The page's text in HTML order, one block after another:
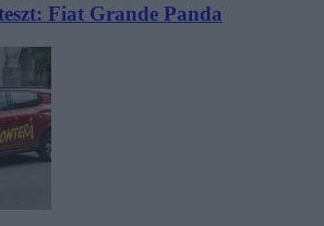
Fiat Grande Panda